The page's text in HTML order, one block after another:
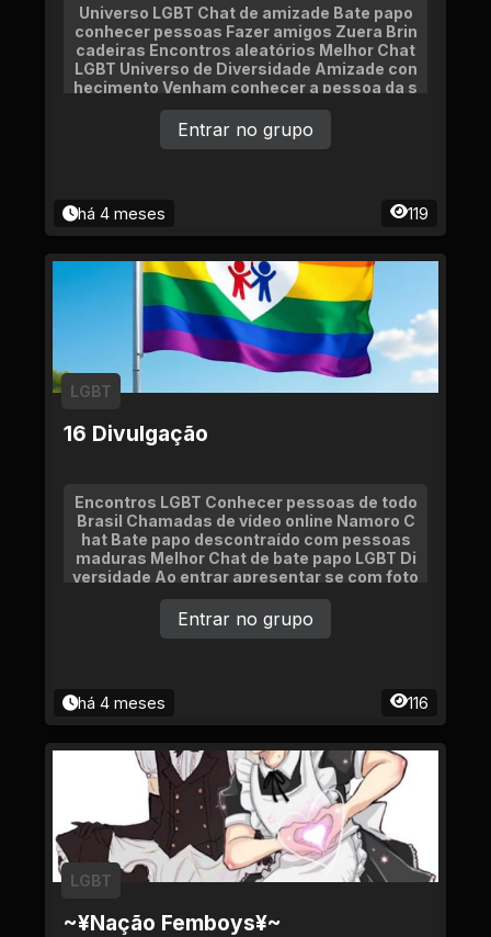
Universo LGBT Chat de amizade Bate papo
conhecer pessoas Fazer amigos Zuera Brin
cadeiras Encontros aleatórios Melhor Chat
LGBT Universo de Diversidade Amizade con
hecimento Venham conhecer a pessoa da s
ua vida Namoro
há 4 meses 119
Entrar no grupo
16 Divulgação
LGBT
Encontros LGBT Conhecer pessoas de todo
Brasil Chamadas de vídeo online Namoro C
hat Bate papo descontraído com pessoas
maduras Melhor Chat de bate papo LGBT Di
versidade Ao entrar apresentar se com foto
e idade Venha participar do melhor grupo lg
bt da web Diversidade e namoro encontros
na vida real
há 4 meses 116
Entrar no grupo
~¥Nação Femboys¥~
LGBT